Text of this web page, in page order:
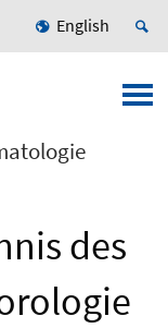
English
des